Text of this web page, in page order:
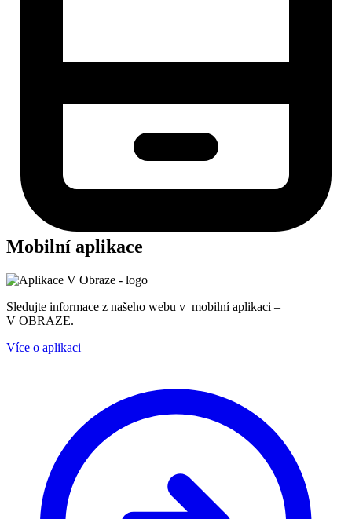
Mobilní aplikace
Sledujte informace z našeho webu v mobilní aplikaci –
V OBRAZE.
Více o aplikaci